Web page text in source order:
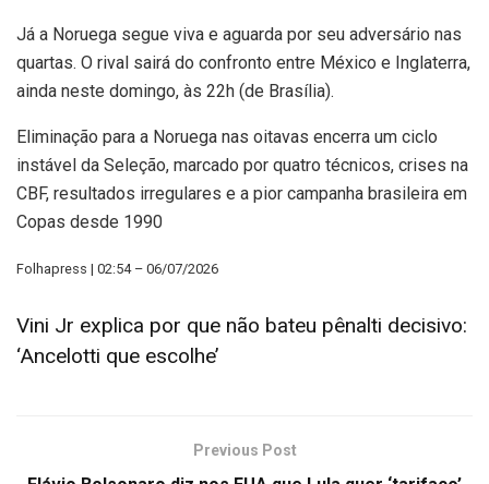
Já a Noruega segue viva e aguarda por seu adversário nas
quartas. O rival sairá do confronto entre México e Inglaterra,
ainda neste domingo, às 22h (de Brasília).
Eliminação para a Noruega nas oitavas encerra um ciclo
instável da Seleção, marcado por quatro técnicos, crises na
CBF, resultados irregulares e a pior campanha brasileira em
Copas desde 1990
Folhapress | 02:54 – 06/07/2026
Vini Jr explica por que não bateu pênalti decisivo:
‘Ancelotti que escolhe’
Previous Post